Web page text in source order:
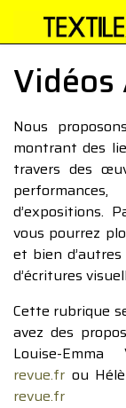
Nous
montrant des
travers des
d’expositions.
vous pourrez
et bien
d’écritures
Cette rubrique
avez des
Louise-
revue.fr ou
revue.fr